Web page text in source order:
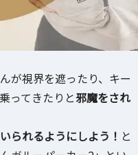
が視界を遮ったり、キー
ってきたりと邪魔をされ
られるようにしよう！ と